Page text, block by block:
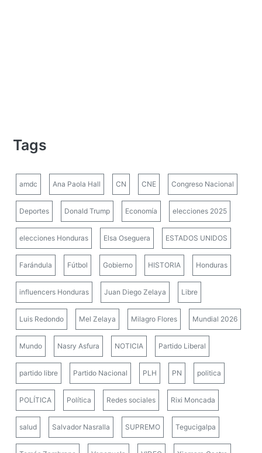
Tags
amdc Ana Paola Hall CN CNE Congreso Nacional
Deportes Donald Trump Economía elecciones 2025
elecciones Honduras Elsa Oseguera ESTADOS UNIDOS
Farándula Fútbol Gobierno HISTORIA Honduras
influencers Honduras Juan Diego Zelaya Libre
Luis Redondo Mel Zelaya Milagro Flores Mundial 2026
Mundo Nasry Asfura NOTICIA Partido Liberal
partido libre Partido Nacional PLH PN politica
POLÍTICA Política Redes sociales Rixi Moncada
salud Salvador Nasralla SUPREMO Tegucigalpa